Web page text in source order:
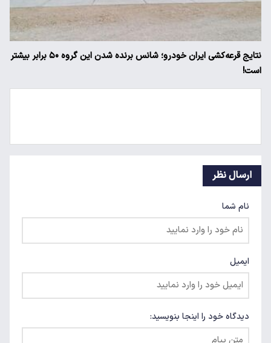
نتایج قرعه‌کشی ایران خودرو؛ شانس برنده شدن این گروه ۵۰ برابر بیشتر
است!
ارسال نظر
نام شما
ایمیل
دیدگاه خود را اینجا بنویسید: